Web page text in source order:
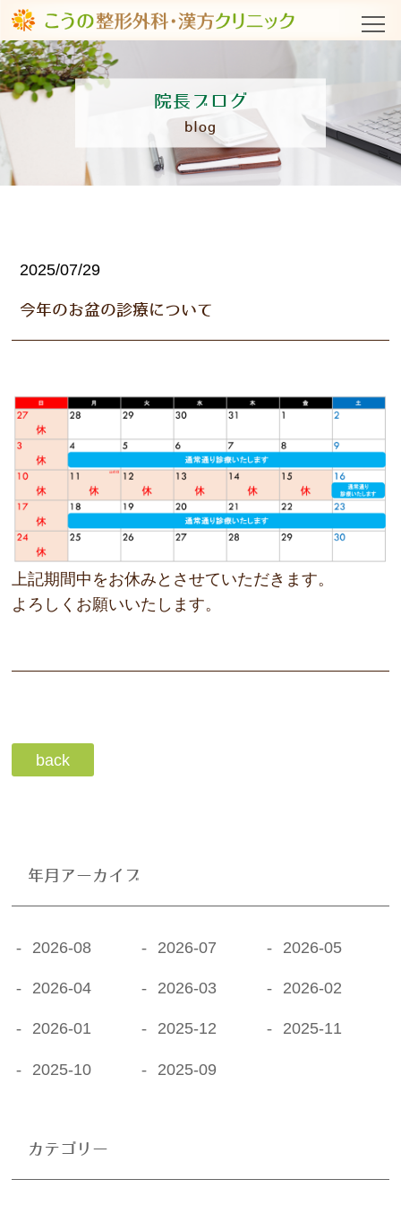
打撲・ねんざ・骨折・傷など
肩・腰・膝の痛み
しびれ・神経痛にお悩みの方へ
外反母趾にお悩みの方へ
業務中・通勤に関する病気やけが
骨粗鬆症・骨密度でお悩みの方へ
院長ブログ
blog
2025/07/29
今年のお盆の診療について
上記期間中をお休みとさせていただきます。
よろしくお願いいたします。
back
年月アーカイブ
2026-08 2026-07 2026-05
2026-04 2026-03 2026-02
2026-01 2025-12 2025-11
2025-10 2025-09
カテゴリー